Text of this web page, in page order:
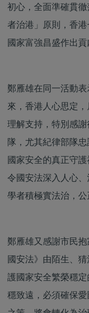
初心，全面準確貫
者治港」原則，香
國家富強昌盛作出貢
鄭雁雄在同一活動
來，香港人心思定
理解支持，特別感
隊，尤其紀律部隊
國家安全的真正守
令國安法深入人心
學者積極實法治，公
鄭雁雄又感謝市民
國安法》由陌生、
護國家安全繁榮穩
穩致遠，必須確保